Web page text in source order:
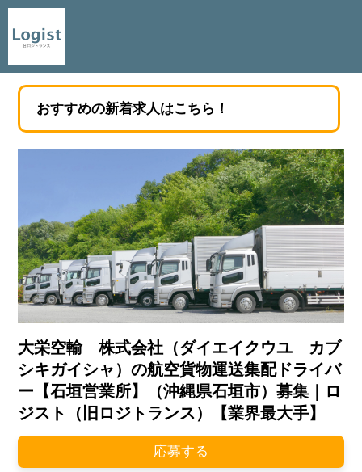
おすすめの新着求人はこちら！
大栄空輸 株式会社（ダイエイクウユ カブ
シキガイシャ）の航空貨物運送集配ドライバ
ー【石垣営業所】（沖縄県石垣市）募集｜ロ
ジスト（旧ロジトランス）【業界最大手】
応募する